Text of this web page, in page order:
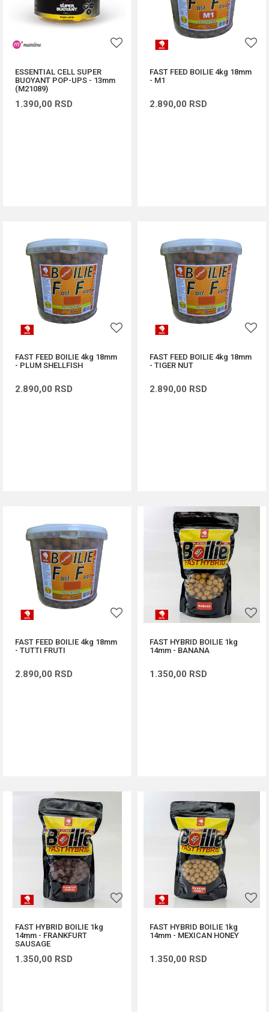
ESSENTIAL CELL SUPER
BUOYANT POP-UPS - 13mm
(M21089)
1.390,00 RSD
FAST FEED BOILIE 4kg 18mm
- M1
2.890,00 RSD
FAST FEED BOILIE 4kg 18mm
- PLUM SHELLFISH
2.890,00 RSD
FAST FEED BOILIE 4kg 18mm
- TIGER NUT
2.890,00 RSD
FAST FEED BOILIE 4kg 18mm
- TUTTI FRUTI
2.890,00 RSD
FAST HYBRID BOILIE 1kg
14mm - BANANA
1.350,00 RSD
FAST HYBRID BOILIE 1kg
14mm - FRANKFURT
SAUSAGE
1.350,00 RSD
FAST HYBRID BOILIE 1kg
14mm - MEXICAN HONEY
1.350,00 RSD